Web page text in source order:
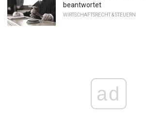
beantwortet
WIRTSCHAFTSRECHT & STEUERN
ad